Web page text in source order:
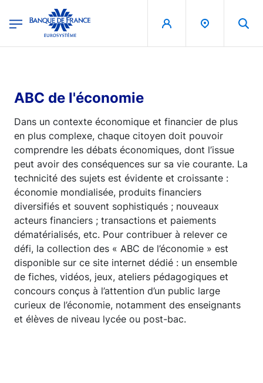
Banque de France - Menu Principal
ABC de l'économie
Dans un contexte économique et financier de plus
en plus complexe, chaque citoyen doit pouvoir
comprendre les débats économiques, dont l’issue
peut avoir des conséquences sur sa vie courante. La
technicité des sujets est évidente et croissante :
économie mondialisée, produits financiers
diversifiés et souvent sophistiqués ; nouveaux
acteurs financiers ; transactions et paiements
dématérialisés, etc. Pour contribuer à relever ce
défi, la collection des « ABC de l’économie » est
disponible sur ce site internet dédié : un ensemble
de fiches, vidéos, jeux, ateliers pédagogiques et
concours conçus à l’attention d’un public large
curieux de l’économie, notamment des enseignants
et élèves de niveau lycée ou post-bac.